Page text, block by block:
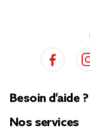
Besoin d’aide ?
Nos services